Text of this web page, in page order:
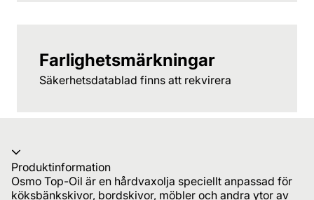
Farlighetsmärkningar
Säkerhetsdatablad finns att rekvirera
Produktinformation
Osmo Top-Oil är en hårdvaxolja speciellt anpassad för
köksbänkskivor, bordskivor, möbler och andra ytor av